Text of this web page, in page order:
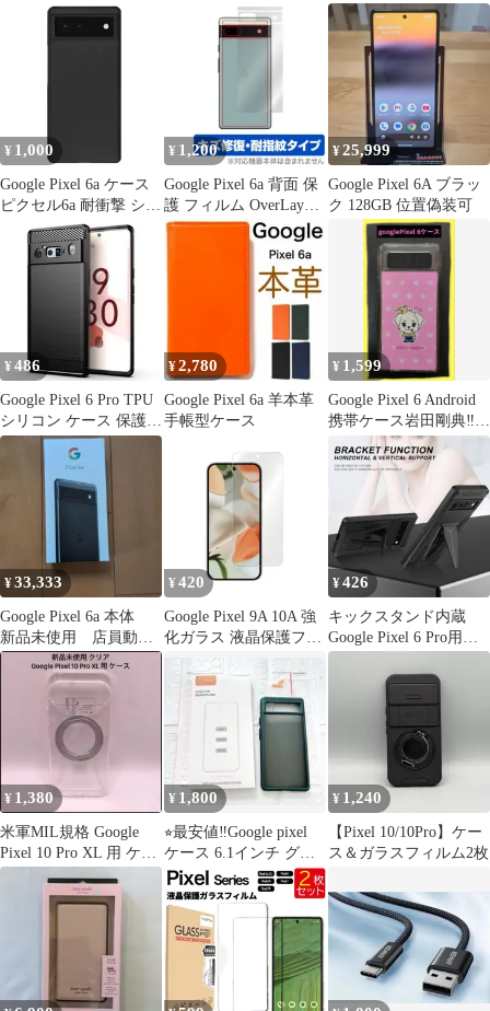
レザー 耐衝撃
¥ 1,000
Google Pixel 6a ケース
ピクセル6a 耐衝撃 シン
プル さらさら ハード
ケース 【Color】 ブラ
ック
¥ 1,200
Google Pixel 6a 背面 保
護 フィルム OverLay
Magic for グーグル ピク
セル Pixel6a 本体保護フ
ィルム キズ修復 耐指紋
¥25,999
Google Pixel 6A ブラッ
ク 128GB 位置偽装可
¥ 486
Google Pixel 6 Pro TPU
シリコン ケース 保護
軽量
¥2,780
Google Pixel 6a 羊本革
手帳型ケース
¥ 1,599
Google Pixel 6 Android
携帯ケース岩田剛典‼️最
終値下げ中
¥33,333
Google Pixel 6a 本体
新品未使用 店員動作
確認のみ おまけつき
¥ 420
Google Pixel 9A 10A 強
化ガラス 液晶保護フィ
ルム L223
¥426
キックスタンド内蔵
Google Pixel 6 Pro用ケ
ース
¥ 1,380
米軍MIL規格 Google
Pixel 10 Pro XL 用 ケー
ス クリア
¥ 1,800
⭐︎最安値‼️Google pixel
ケース 6.1インチ グリ
ーン
¥ 1,240
【Pixel 10/10Pro】ケー
ス＆ガラスフィルム2枚